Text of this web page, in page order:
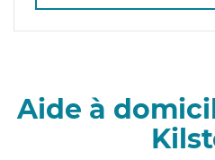
Aide à